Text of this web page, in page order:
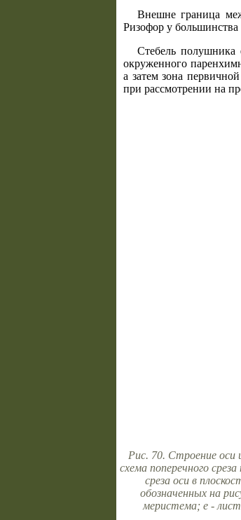
Внешне граница
Ризофор у большинства
Стебель полушника
окруженного
а затем зона
при рассмотрении на
Рис. 70. Строение оси
схема поперечного
среза оси в
обозначенных на
меристема; е -